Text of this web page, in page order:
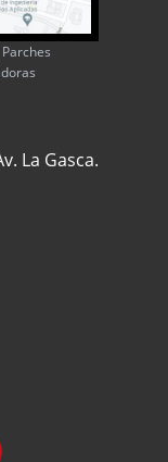
Parches
La Gasca.